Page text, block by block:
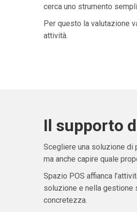
cerca uno strumento
Per questo la valutazione
attività.
Il supporto
Scegliere una soluzione di
ma anche capire quale
Spazio POS affianca
soluzione e nella gestione
concretezza.